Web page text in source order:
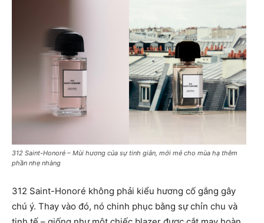
312 Saint-Honoré – Mùi hương của sự tinh giản, mới mẻ cho mùa hạ thêm
phần nhẹ nhàng
312 Saint-Honoré không phải kiểu hương cố gắng gây
chú ý. Thay vào đó, nó chinh phục bằng sự chỉn chu và